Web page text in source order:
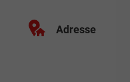
Adresse